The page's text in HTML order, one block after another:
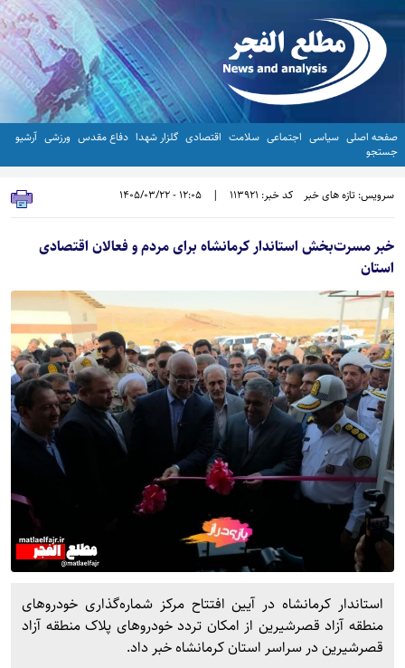
صفحه اصلی سیاسی اجتماعی سلامت اقتصادی گلزار شهدا دفاع مقدس ورزشی آرشیو
جستجو
سرویس: تازه های خبر کد خبر: 113921 |
12:05 - 1405/03/22
خبر مسرت‌بخش استاندار کرمانشاه برای مردم و فعالان اقتصادی
استان
استاندار کرمانشاه در آیین افتتاح مرکز شماره‌گذاری خودروهای
منطقه آزاد قصرشیرین از امکان تردد خودروهای پلاک منطقه آزاد
قصرشیرین در سراسر استان کرمانشاه خبر داد.